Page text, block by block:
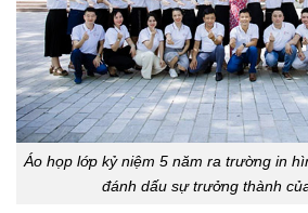
Áo họp lớp kỷ niệm 5 năm ra trường in
đánh dấu sự trưởng thành